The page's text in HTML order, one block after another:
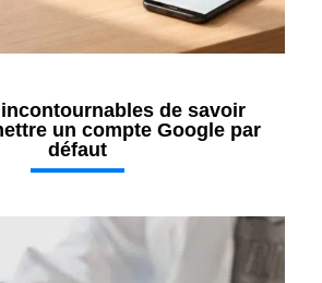
de savoir
un compte Google par
défaut